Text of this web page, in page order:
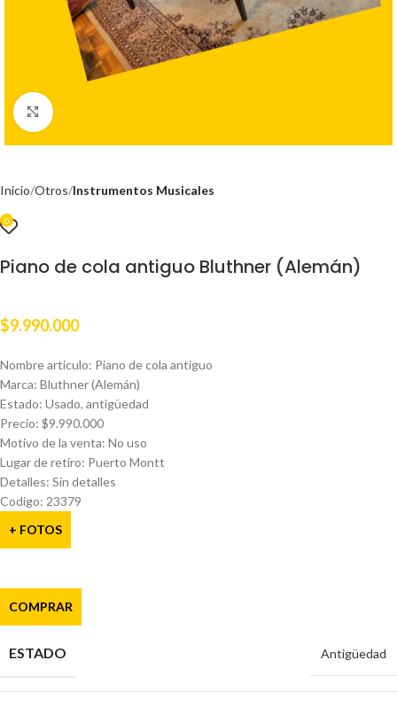
Clic para ampliar
Inicio Otros Instrumentos Musicales
0
Piano de cola antiguo Bluthner (Alemán)
$9.990.000
Nombre articulo: Piano de cola antiguo
Marca: Bluthner (Alemán)
Estado: Usado, antigüedad
Precio: $9.990.000
Motivo de la venta: No uso
Lugar de retiro: Puerto Montt
Detalles: Sin detalles
Codigo: 23379
+ FOTOS
COMPRAR
ESTADO Antigüedad